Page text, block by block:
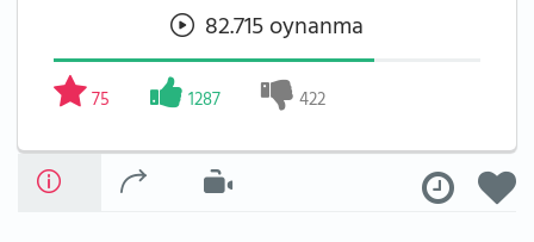
82.715 oynanma
75 1287 422